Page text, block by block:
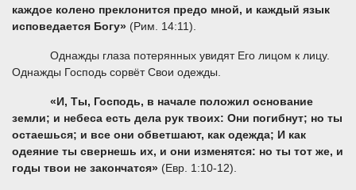
каждое колено преклонится предо мной, и каждый язык
исповедается Богу» (Рим. 14:11).
Однажды глаза потерянных увидят Его лицом к лицу.
Однажды Господь сорвёт Свои одежды.
«И, Ты, Господь, в начале положил основание
земли; и небеса есть дела рук твоих: Они погибнут; но ты
остаешься; и все они обветшают, как одежда; И как
одеяние ты свернешь их, и они изменятся: но ты тот же, и
годы твои не закончатся» (Евр. 1:10-12).